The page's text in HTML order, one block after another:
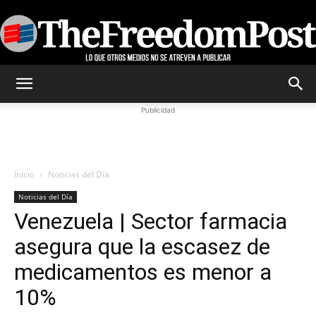
Publicidad
Inicio Noticias del Día
Noticias del Día
Venezuela | Sector farmacia
asegura que la escasez de
medicamentos es menor a
10%